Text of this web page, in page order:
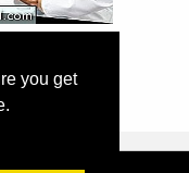
you get
स्खलन से कैसे